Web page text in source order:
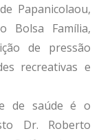
Papanicolaou,
Bolsa Família,
de pressão
recreativas e
de saúde é o
Dr. Roberto